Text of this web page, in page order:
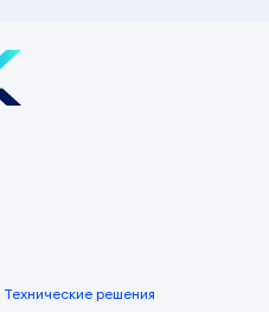
Технические решения